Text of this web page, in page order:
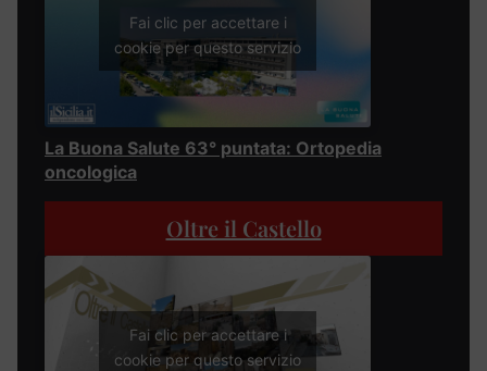
Fai clic per accettare i
cookie per questo servizio
La Buona Salute 63° puntata: Ortopedia
oncologica
Oltre il Castello
Fai clic per accettare i
cookie per questo servizio